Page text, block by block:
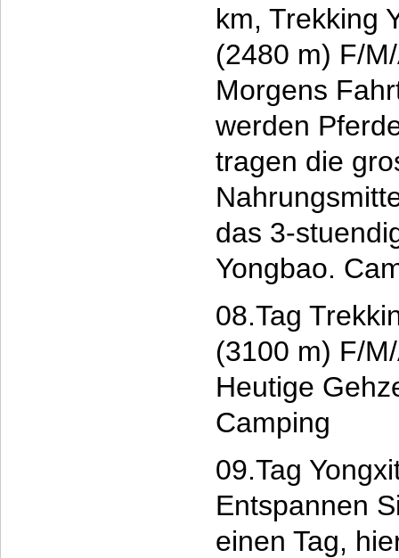
km, Trekking
(2480 m) F/
Morgens
werden
tragen die
das 3-
Yongbao.
08.Tag
(3100 m) F/
Heutige
Camping
09.Tag
Entspannen
einen Tag,